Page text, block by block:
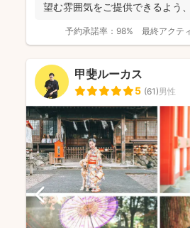
望む雰囲気をご提供できるよう
予約承諾率： 98% 最終アクテ
甲斐ルーカス
5 (61)男性